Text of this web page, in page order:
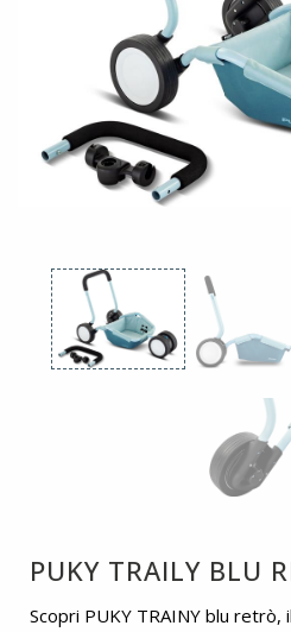
PUKY TRAILY BLU
Scopri PUKY TRAINY blu